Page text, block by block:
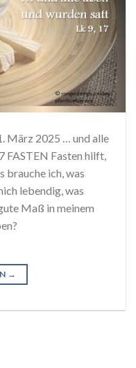
März 2025 … und alle
Fasten hilft,
brauche ich, was
lebendig, was
Maß in meinem
→